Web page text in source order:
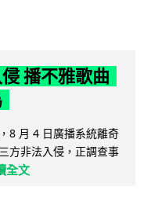
播不雅歌曲
8 月 4 日廣播系統離奇
方非法入侵，正調查事
全文